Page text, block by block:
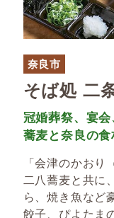
奈良市
そば処 二
冠婚葬祭、宴
蕎麦と奈良の
「会津のかお
二八蕎麦と共に
ら、焼き魚など
餃子、ぴよたま